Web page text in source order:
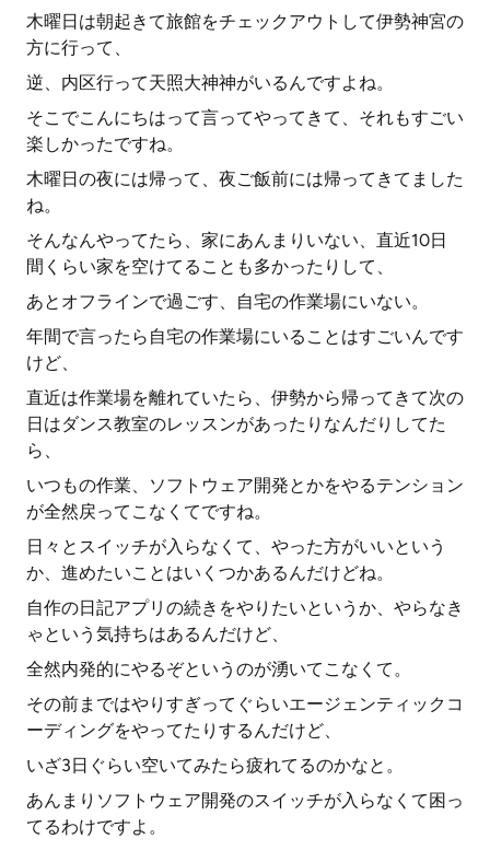
木曜日は朝起きて旅館をチェックアウトして伊勢神宮の
方に行って、
逆、内区行って天照大神神がいるんですよね。
そこでこんにちはって言ってやってきて、それもすごい
楽しかったですね。
木曜日の夜には帰って、夜ご飯前には帰ってきてました
ね。
そんなんやってたら、家にあんまりいない、直近10日
間くらい家を空けてることも多かったりして、
あとオフラインで過ごす、自宅の作業場にいない。
年間で言ったら自宅の作業場にいることはすごいんです
けど、
直近は作業場を離れていたら、伊勢から帰ってきて次の
日はダンス教室のレッスンがあったりなんだりしてた
ら、
いつもの作業、ソフトウェア開発とかをやるテンション
が全然戻ってこなくてですね。
日々とスイッチが入らなくて、やった方がいいという
か、進めたいことはいくつかあるんだけどね。
自作の日記アプリの続きをやりたいというか、やらなき
ゃという気持ちはあるんだけど、
全然内発的にやるぞというのが湧いてこなくて。
その前まではやりすぎってぐらいエージェンティックコ
ーディングをやってたりするんだけど、
いざ3日ぐらい空いてみたら疲れてるのかなと。
あんまりソフトウェア開発のスイッチが入らなくて困っ
てるわけですよ。